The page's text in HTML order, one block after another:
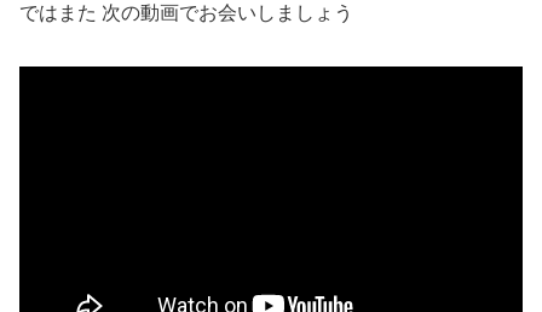
ではまた 次の動画でお会いしましょう